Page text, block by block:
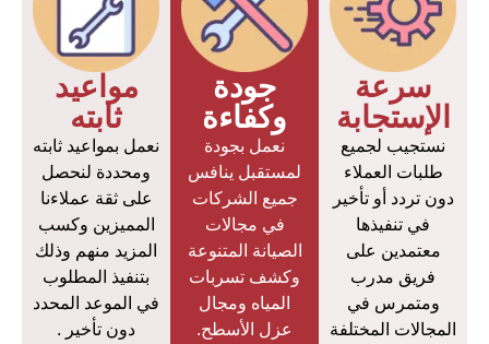
سرعة
الإستجابة
نستجيب لجميع
طلبات العملاء
دون تردد أو تأخير
في تنفيذها
معتمدين على
فريق مدرب
ومتمرس في
المجالات المختلفة
جودة
وكفاءة
نعمل بجودة
لمستقبل ينافس
جميع الشركات
في مجالات
الصيانة المتنوعة
وكشف تسربات
المياه ومجال
عزل الأسطح.
مواعيد
ثابته
نعمل بمواعيد ثابته
ومحددة لنحصل
على ثقة عملاءنا
المميزين وكسب
المزيد منهم وذلك
بتنفيذ المطلوب
في الموعد المحدد
دون تأخير .